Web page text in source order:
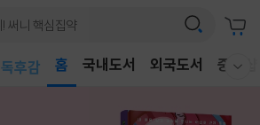
독후감
홈 국내도서 외국도서 중고샵